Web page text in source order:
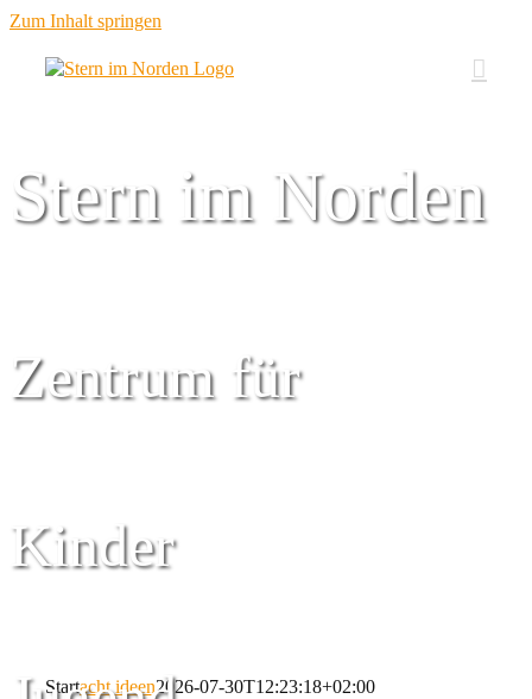
Zum Inhalt springen
Stern im Norden
Zentrum für
Kinder
Startacht ideen2026-07-30T12:23:18+02:00